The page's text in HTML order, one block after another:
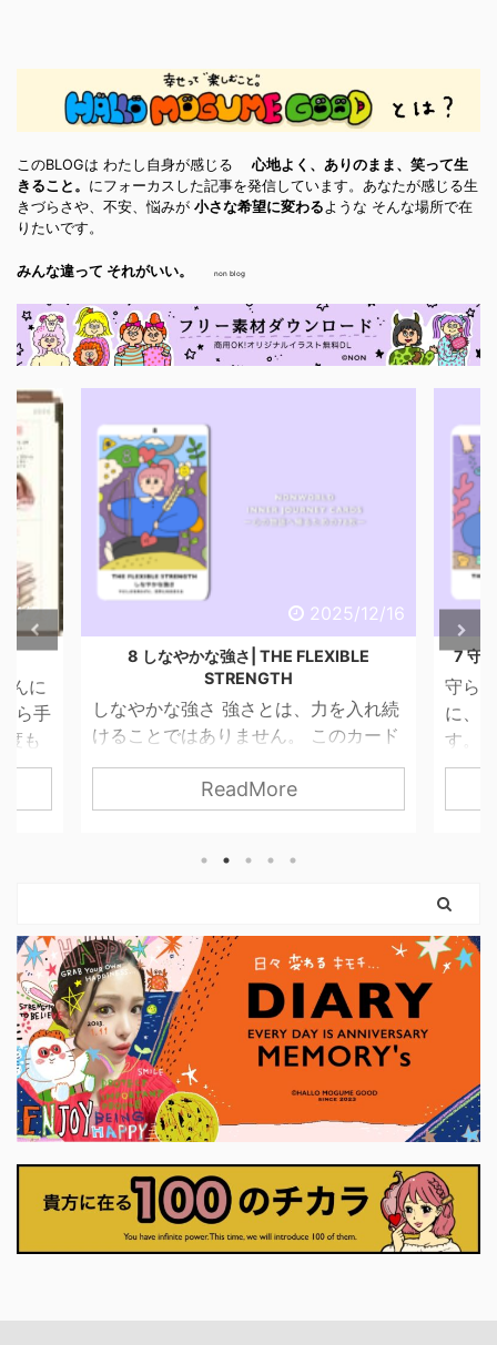
このBLOGは わたし自身が感じる心地よく、ありのまま、笑って生
きること。 にフォーカスした記事を発信しています。あなたが感じる生
きづらさや、不安、悩みが 小さな希望に変わる ような そんな場所で在
りたいです。
みんな違って それがいい。 non blog
2025/12/16
8 しなやかな強さ| THE FLEXIBLE
STRENGTH
しなやかな強さ 強さとは、力を入れ続
けることではありません。 このカード
が描くのは、やさしさを失わずに、世
界と関わっていく力。 無理に押し切ら
なくてもいい。 我慢し続けなくてもい
け力を使えばいいのです。 弓を引く手
に、やさしさを捨てなくていい」 とい
うことを教えてくれます。 前のカード
で育ててきた意志は、 ここで初めて、
外の世界に触れはじめます。 それは大
きな行動でなくてもかまいません。 小
さく ...
ReadMore
7 守られ
守られた
に、 心
す。 そ
っている
ちゃんと
りも、自
に、「何
に確かめ
に決断し
くていい